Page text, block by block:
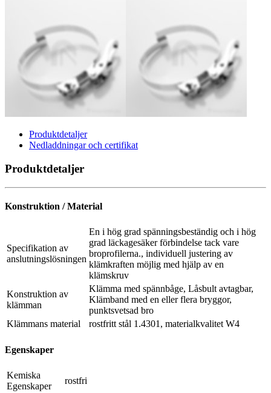
Produktdetaljer
Nedladdningar och certifikat
Produktdetaljer
Konstruktion / Material
Specifikation av
anslutningslösningen
En i hög grad spänningsbeständig och i hög
grad läckagesäker förbindelse tack vare
broprofilerna., individuell justering av
klämkraften möjlig med hjälp av en
klämskruv
Konstruktion av
klämman
Klämma med spännbåge, Låsbult avtagbar,
Klämband med en eller flera bryggor,
punktsvetsad bro
Klämmans material
rostfritt stål 1.4301, materialkvalitet W4
Egenskaper
Kemiska
Egenskaper
rostfri